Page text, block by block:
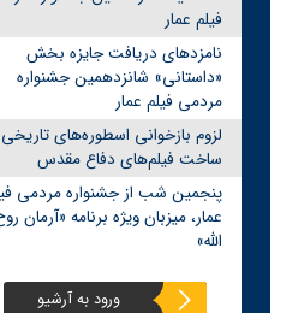
فیلم عمار
نامزدهای دریافت جایزه بخش
«داستانی» شانزدهمین جشنواره
مردمی فیلم عمار
لزوم بازخوانی اسطوره‌های
ساخت فیلم‌های دفاع مقدس
پنجمین شب از جشنواره مردمی
عمار، میزبان ویژه برنامه «آرمان
الله»
ورود به آرشیو